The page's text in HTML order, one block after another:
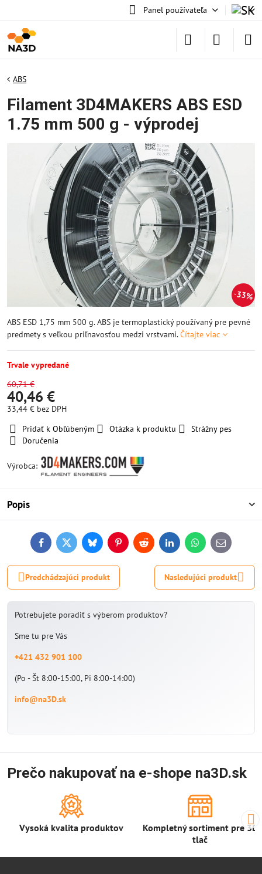
Panel používateľa
33%
ABS
Filament 3D4MAKERS ABS ESD
1.75 mm 500 g - výprodej
ABS ESD 1,75 mm 500 g. ABS je termoplastický používaný pre pevné
predmety s veľkou priľnavosťou medzi vrstvami.Čítajte viac
Trvale vypredané
60,71 €
40,46 €
33,44 € bez DPH
Pridať k Obľúbeným
Otázka k produktu
Strážny pes
Doručenia
Výrobca:
Popis
FacebookTwitterBlueskyPinterestReddit LinkedInWhatsApp
E-
mail
Predchádzajúci produkt Nasledujúci produkt
Potrebujete poradiť s výberom produktov?
Sme tu pre Vás
+421 432 901 100
(Po - Št 8:00-15:00, Pi 8:00-14:00)
info@na3D.sk
Prečo nakupovať na e-shope na3D.sk
Vysoká kvalita produktov
Kompletný sortiment pre 3D
tlač